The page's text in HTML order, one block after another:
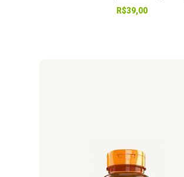
R$39,00